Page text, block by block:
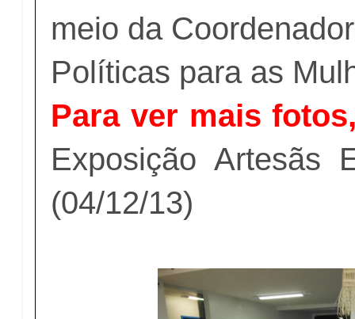
meio da
Políticas para as
Para ver mais
Exposição Artesãs
(04/12/13)